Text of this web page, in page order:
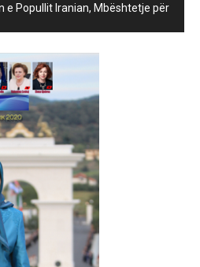
e Popullit Iranian, Mbështetje për